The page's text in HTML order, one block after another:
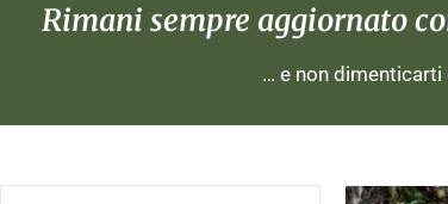
Rimani sempre aggiornato
… e non dimenticarti